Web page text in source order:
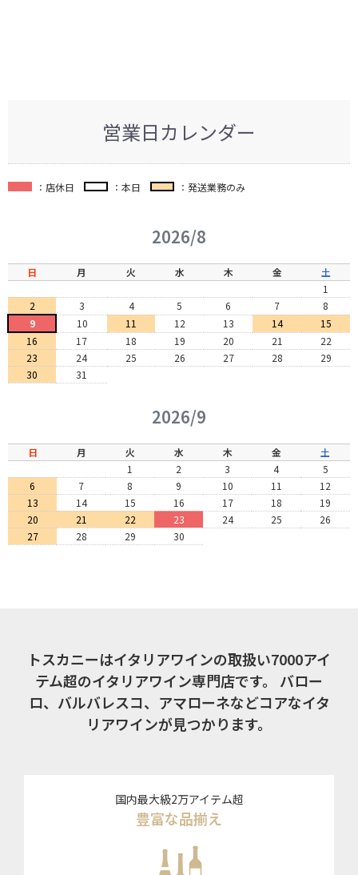
営業日カレンダー
：店休日 ：本日 ：発送業務のみ
2026/8
日 月 火 水 木 金
土
1
2
3 4 5 6 7
8
9
10 11 12 13 14
15
16
17 18 19 20 21
22
23
24 25 26 27 28
29
30
31
2026/9
日 月 火 水 木 金
土
1
2 3 4
5
6
7 8 9 10 11
12
13
14 15 16 17 18
19
20
21 22 23 24 25
26
27
28 29 30
トスカニーはイタリアワインの取扱い7000アイ
テム超のイタリアワイン専門店です。
バロー
ロ、バルバレスコ、アマローネなどコアなイタ
リアワインが見つかります。
国内最大級2万アイテム超
豊富な品揃え